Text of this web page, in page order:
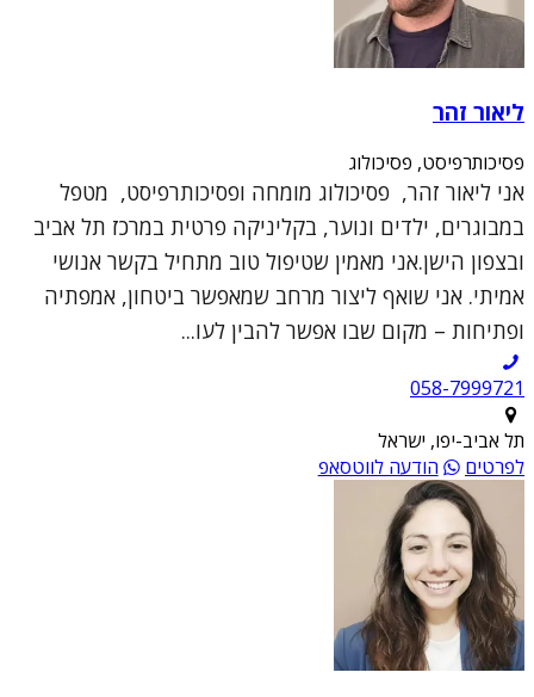
ליאור זהר
פסיכותרפיסט, פסיכולוג
אני ליאור זהר, פסיכולוג מומחה ופסיכותרפיסט, מטפל
במבוגרים, ילדים ונוער, בקליניקה פרטית במרכז תל אביב
ובצפון הישן.אני מאמין שטיפול טוב מתחיל בקשר אנושי
אמיתי. אני שואף ליצור מרחב שמאפשר ביטחון, אמפתיה
ופתיחות – מקום שבו אפשר להבין לעו...
תל אביב-יפו, ישראל
לפרטים
הודעה לווטסאפ